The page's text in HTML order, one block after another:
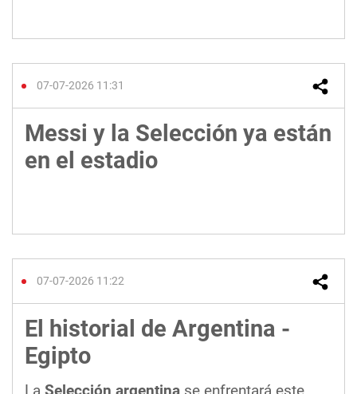
07-07-2026 11:31
Messi y la Selección ya están
en el estadio
07-07-2026 11:22
El historial de Argentina -
Egipto